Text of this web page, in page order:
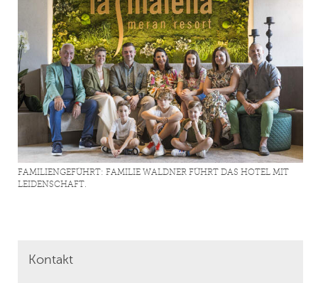
FAMILIENGEFÜHRT: FAMILIE WALDNER FÜHRT DAS HOTEL MIT
LEIDENSCHAFT.
Kontakt